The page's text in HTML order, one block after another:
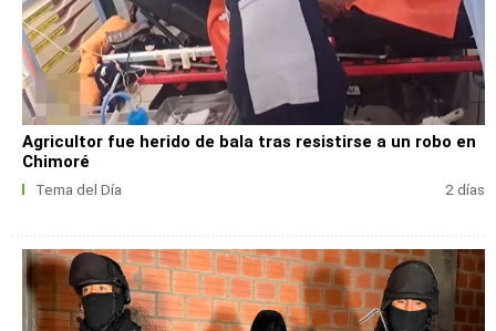
Agricultor fue herido de bala tras resistirse a un robo en
Chimoré
Tema del Día 2 días